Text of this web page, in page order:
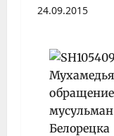
24.09.2015